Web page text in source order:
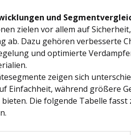
und
zielen vor allem auf
ab. Dazu gehören verbesserte
und optimierte
zeigen sich
Einfachheit, während größere
Die folgende Tabelle